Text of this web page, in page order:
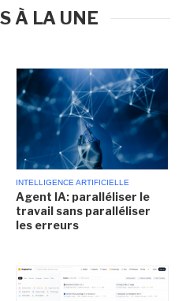
À LA UNE
INTELLIGENCE ARTIFICIELLE
Agent IA: paralléliser le
travail sans paralléliser
les erreurs